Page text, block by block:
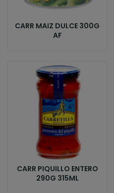
CARR MAIZ DULCE 300G
AF
CARR PIQUILLO ENTERO
290G 315ML